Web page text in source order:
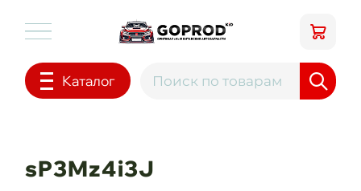
Каталог
sP3Mz4i3J